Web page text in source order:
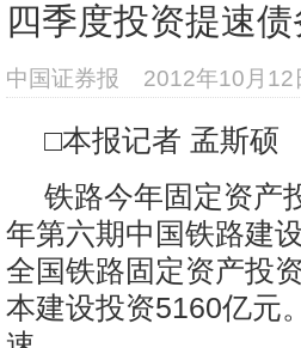
四季度投资提速
中国证券报 2012年10月12
□本报记者 孟斯硕
铁路今年固定资产
年第六期中国铁路建
全国铁路固定资产投
本建设投资5160亿元